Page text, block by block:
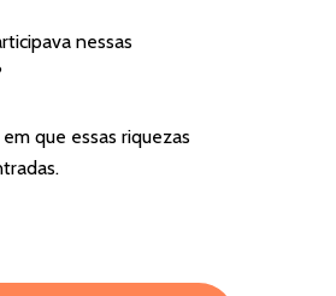
nessas
que essas riquezas